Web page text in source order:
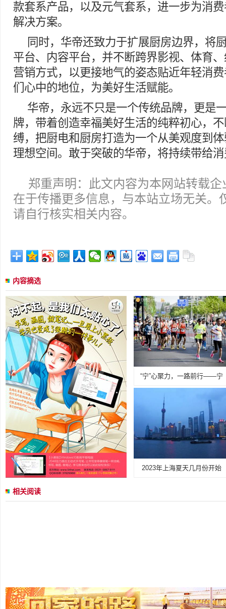
款套系产品，以及元气套系，进一步为消
解决方案。
同时，华帝还致力于扩展厨房边界，将
平台、内容平台，并不断跨界影视、体育
营销方式，以更接地气的姿态贴近年轻消
们心中的地位，为美好生活赋能。
华帝，永远不只是一个传统品牌，更是
牌，带着创造幸福美好生活的纯粹初心，
缚，把厨电和厨房打造为一个从美观度到
理想空间。敢于突破的华帝，将持续带给
郑重声明：此文内容为本网站转载
在于传播更多信息，与本站立场无关。
请自行核实相关内容。
内容摘选
“宁”心聚力，一路前行——宁
2023年上海夏天几月份开始
相关阅读